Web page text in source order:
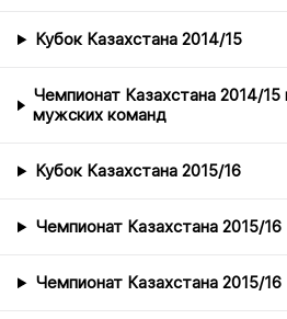
Кубок Казахстана 2014/15
Чемпионат Казахстана 2014/
мужских команд
Кубок Казахстана 2015/16
Чемпионат Казахстана 2015/16
Чемпионат Казахстана 2015/16